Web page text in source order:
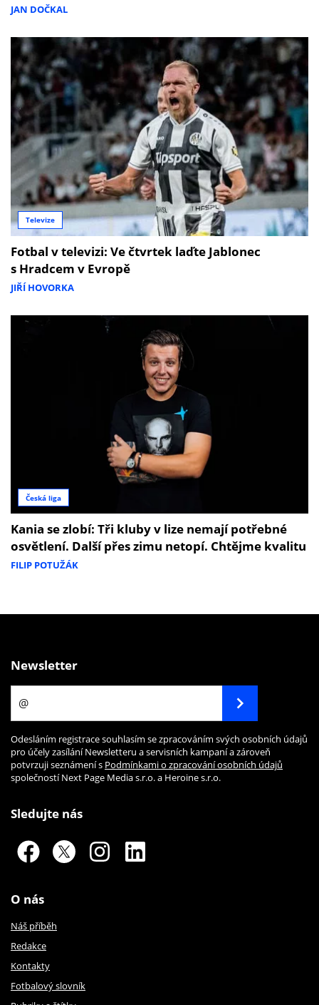
JAN DOČKAL
Televize
Fotbal v televizi: Ve čtvrtek laďte Jablonec
s Hradcem v Evropě
JIŘÍ HOVORKA
Česká liga
Kania se zlobí: Tři kluby v lize nemají potřebné
osvětlení. Další přes zimu netopí. Chtějme kvalitu
FILIP POTUŽÁK
Newsletter
Odesláním registrace souhlasím se zpracováním svých osobních údajů
pro účely zasílání Newsletteru a servisních kampaní a zároveň
potvrzuji seznámení s Podmínkami o zpracování osobních údajů
společností Next Page Media s.r.o. a Heroine s.r.o.
Sledujte nás
O nás
Náš příběh
Redakce
Kontakty
Fotbalový slovník